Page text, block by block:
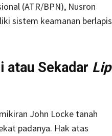
(ATR/BPN), Nusron
sistem keamanan berlapis
atau Sekadar Lip
John Locke tanah
padanya. Hak atas